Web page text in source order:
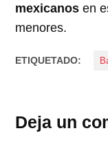
mexicanos en
menores.
ETIQUETADO:
Deja un